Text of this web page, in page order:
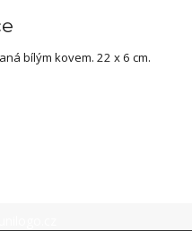
bílým kovem. 22 x 6 cm.